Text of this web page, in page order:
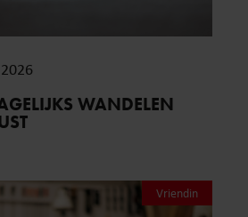
WANDELEN
Vriendin